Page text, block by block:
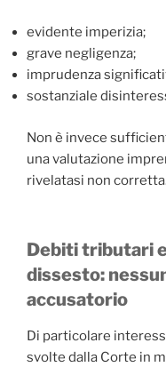
evidente imperizia;
grave negligenza;
imprudenza
sostanziale
Non è invece
una valutazione
rivelatasi non
Debiti tributari
dissesto:
accusatorio
Di particolare
svolte dalla Corte in